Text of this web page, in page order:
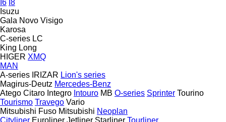
I6 I8
Isuzu
Gala Novo Visigo
Karosa
C-series LC
King Long
HIGER XMQ
MAN
A-series IRIZAR Lion's series
Magirus-Deutz Mercedes-Benz
Atego Citaro Integro Intouro MB O-series Sprinter Tourino
Tourismo Travego Vario
Mitsubishi Fuso Mitsubishi Neoplan
Cityliner Euroliner Jetliner Starliner Tourliner